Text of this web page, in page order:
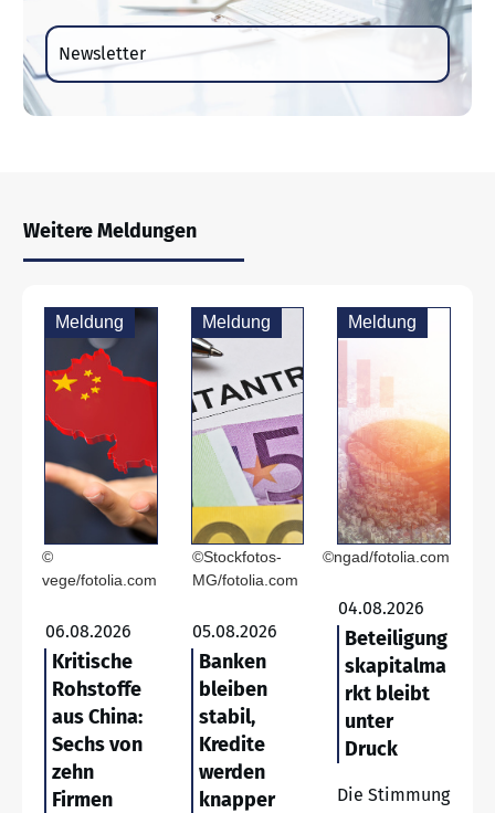
Newsletter
Weitere Meldungen
Meldung
©
vege/fotolia.com
06.08.2026
Kritische
Rohstoffe
aus China:
Sechs von
zehn
Firmen
Meldung
©Stockfotos-
MG/fotolia.com
05.08.2026
Banken
bleiben
stabil,
Kredite
werden
knapper
Meldung
©ngad/fotolia.com
04.08.2026
Beteiligung
skapitalma
rkt bleibt
unter
Druck
Die Stimmung